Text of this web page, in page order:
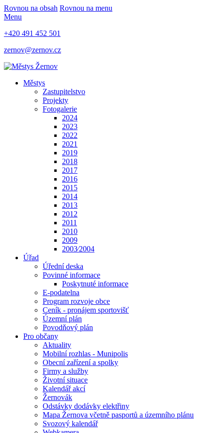
Rovnou na obsah Rovnou na menu
Menu
+420 491 452 501
zernov@zernov.cz
Městys
Zastupitelstvo
Projekty
Fotogalerie
2024
2023
2022
2021
2019
2018
2017
2016
2015
2014
2013
2012
2011
2010
2009
2003⁄2004
Úřad
Úřední deska
Povinné informace
Poskytnuté informace
E-podatelna
Program rozvoje obce
Ceník - pronájem sportovišť
Územní plán
Povodňový plán
Pro občany
Aktuality
Mobilní rozhlas - Munipolis
Obecní zařízení a spolky
Firmy a služby
Životní situace
Kalendář akcí
Žernovák
Odstávky dodávky elektřiny
Mapa Žernova včetně pasportů a územního plánu
Svozový kalendář